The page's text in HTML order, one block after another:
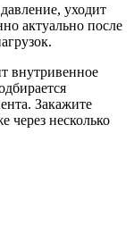
уходит
актуально после
внутривенное
Закажите
через несколько